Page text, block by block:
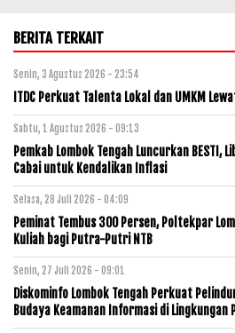
BERITA TERKAIT
Senin, 3 Agustus 2026 - 23:54
ITDC Perkuat Talenta Lokal dan UMKM
Sabtu, 1 Agustus 2026 - 09:13
Pemkab Lombok Tengah Luncurkan BESTI,
Cabai untuk Kendalikan Inflasi
Selasa, 28 Juli 2026 - 04:09
Peminat Tembus 300 Persen, Poltekpar
Kuliah bagi Putra-Putri NTB
Senin, 27 Juli 2026 - 09:01
Diskominfo Lombok Tengah Perkuat
Budaya Keamanan Informasi di Lingkungan